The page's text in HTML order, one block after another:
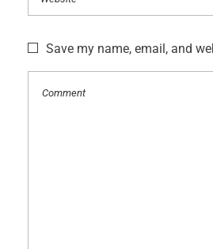
Save my name, email, and